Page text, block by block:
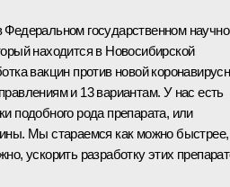
государственном
находится в Новосибирской
вакцин против новой
и 13 вариантам. У нас есть
подобного рода препарата, или
Мы стараемся как можно быстрее,
ускорить разработку этих